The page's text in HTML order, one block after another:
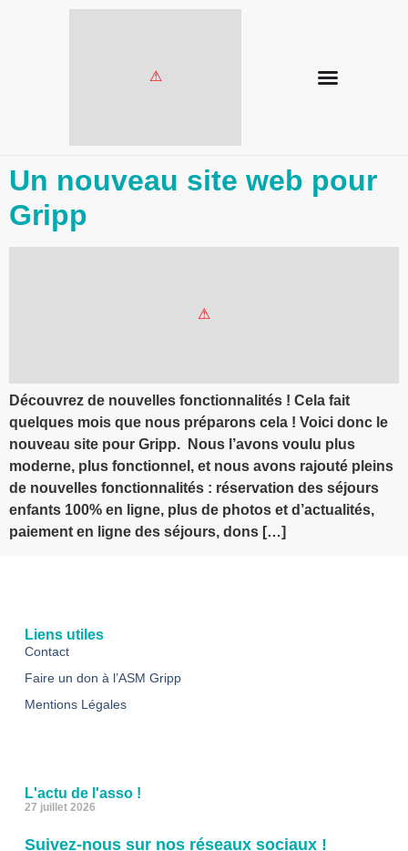
Un nouveau site web pour
Gripp
Découvrez de nouvelles fonctionnalités ! Cela fait
quelques mois que nous préparons cela ! Voici donc le
nouveau site pour Gripp. Nous l’avons voulu plus
moderne, plus fonctionnel, et nous avons rajouté pleins
de nouvelles fonctionnalités : réservation des séjours
enfants 100% en ligne, plus de photos et d’actualités,
paiement en ligne des séjours, dons […]
Liens utiles
Contact
Faire un don à l’ASM Gripp
Mentions Légales
L'actu de l'asso !
27 juillet 2026
Suivez-nous sur nos réseaux sociaux !